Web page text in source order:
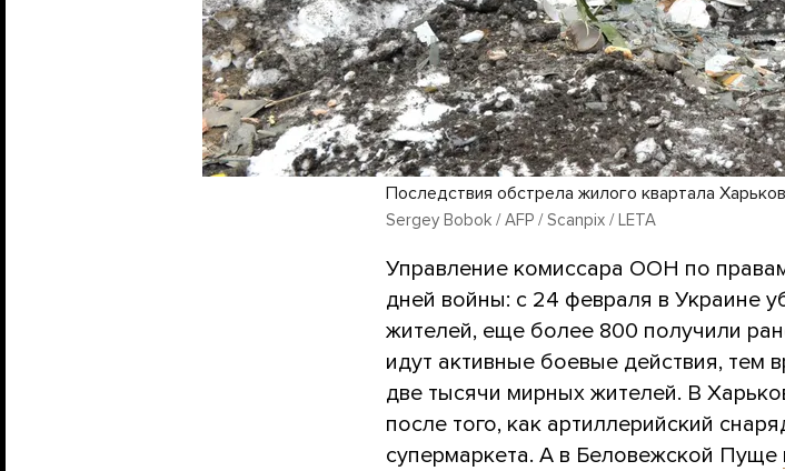
Последствия обстрела жилого квартала
Sergey Bobok / AFP / Scanpix / LETA
Управление комиссара ООН по
дней войны: с 24 февраля в Украине
жителей, еще более 800 получили
идут активные боевые действия, тем
две тысячи мирных жителей. В
после того, как артиллерийский
супермаркета. А в Беловежской Пуще